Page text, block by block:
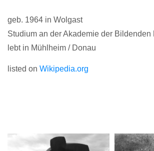
geb. 1964 in Wolgast
Studium an der Akademie der Bildenden
lebt in Mühlheim / Donau
listed on Wikipedia.org